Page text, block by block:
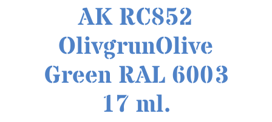
AK RC852
OlivgrunOlive
Green RAL 6003
17 ml.